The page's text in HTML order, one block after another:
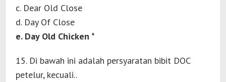
c. Dear Old Close
d. Day Of Close
e. Day Old Chicken *
15. Di bawah ini adalah persyaratan bibit DOC
petelur, kecuali..